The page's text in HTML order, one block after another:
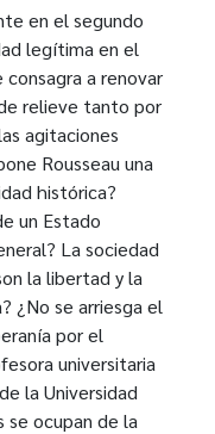
en el segundo
legítima en el
a renovar
relieve tanto por
agitaciones
Rousseau una
histórica?
un Estado
La sociedad
la libertad y la
¿No se arriesga el
por el
la Universidad
se ocupan de la